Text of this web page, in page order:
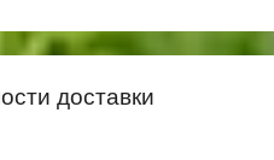
доставки